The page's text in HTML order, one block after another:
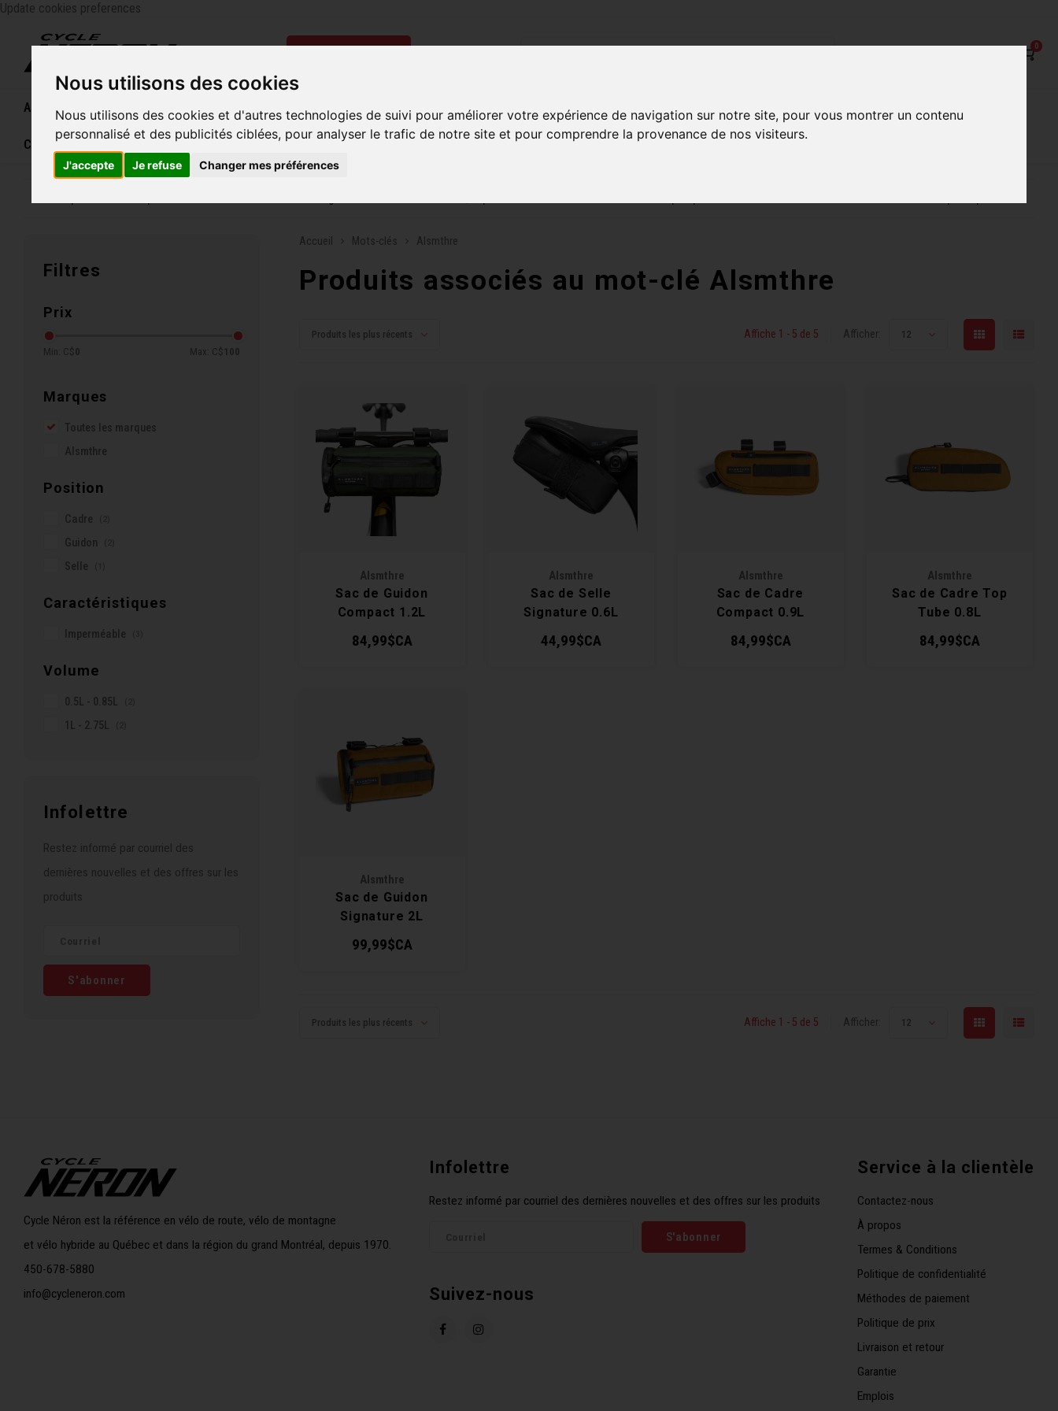
Nous utilisons des cookies
Nous utilisons des cookies et d'autres technologies de suivi pour améliorer votre expérience de navigation sur notre site, pour vous montrer un contenu
personnalisé et des publicités ciblées, pour analyser le trafic de notre site et pour comprendre la provenance de nos visiteurs.
J'accepte Je refuse Changer mes préférences
Update cookies preferences
0
Accueil Vélos Souliers Casques Femme Homme Accessoires Composantes Liquidation Nos Services
Carte cadeau
Filtres
Prix
Min: C$ 0 Max: C$ 100
Marques
Toutes les marques
Alsmthre
Position
Cadre
Guidon
Selle
Caractéristiques
Imperméable
Volume
0.5L - 0.85L
1L - 2.75L
Infolettre
Restez informé par courriel des
dernières nouvelles et des offres sur les
produits
S'abonner
Accueil Mots-clés Alsmthre
Produits associés au mot-clé Alsmthre
Produits les plus récents Affiche 1 - 5 de 5 Afficher: 12
Alsmthre
Sac de Guidon
Compact 1.2L
84,99$CA
Alsmthre
Sac de Selle
Signature 0.6L
44,99$CA
Alsmthre
Sac de Cadre
Compact 0.9L
84,99$CA
Alsmthre
Sac de Cadre Top
Tube 0.8L
84,99$CA
Alsmthre
Sac de Guidon
Signature 2L
99,99$CA
Produits les plus récents Affiche 1 - 5 de 5 Afficher: 12
Cycle Néron est la référence en vélo de route, vélo de montagne
et vélo hybride au Québec et dans la région du grand Montréal, depuis 1970.
450-678-5880
info@cycleneron.com
Infolettre
Restez informé par courriel des dernières nouvelles et des offres sur les produits
S'abonner
Suivez-nous
Service à la clientèle
Contactez-nous
À propos
Termes & Conditions
Politique de confidentialité
Méthodes de paiement
Politique de prix
Livraison et retour
Garantie
Emplois